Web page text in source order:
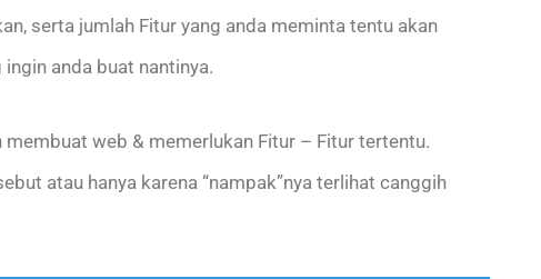
serta jumlah Fitur yang anda meminta tentu akan
anda buat nantinya.
web & memerlukan Fitur – Fitur tertentu.
atau hanya karena “nampak”nya terlihat canggih